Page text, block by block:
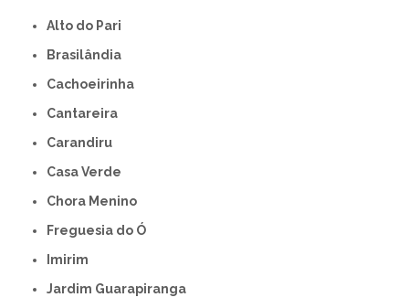
Alto do Pari
Brasilândia
Cachoeirinha
Cantareira
Carandiru
Casa Verde
Chora Menino
Freguesia do Ó
Imirim
Jardim Guarapiranga